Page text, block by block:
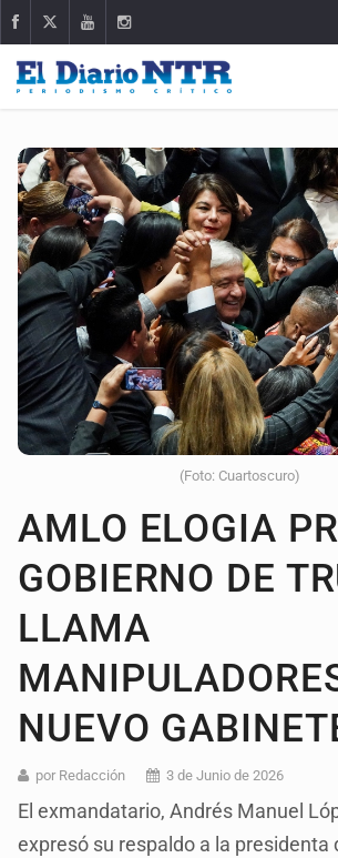
(Foto: Cuartoscuro)
AMLO ELOGIA
GOBIERNO DE
LLAMA
NUEVO
por Redacción 3 de Junio de 2026
El exmandatario, Andrés Manuel
expresó su respaldo a la presidenta